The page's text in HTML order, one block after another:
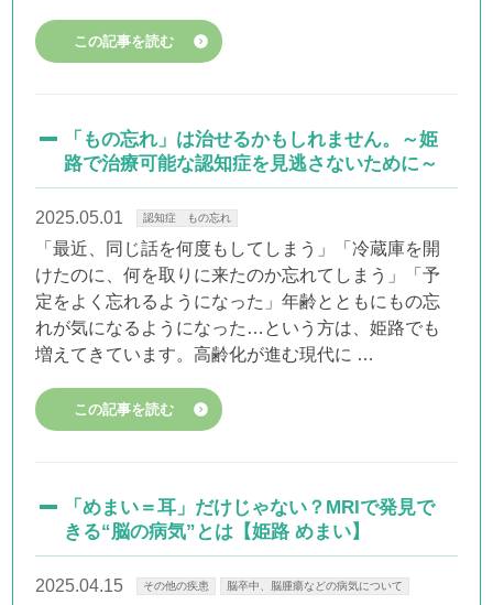
この記事を読む
「もの忘れ」は治せるかもしれません。～姫
路で治療可能な認知症を見逃さないために～
2025.05.01 認知症 もの忘れ
「最近、同じ話を何度もしてしまう」「冷蔵庫を開
けたのに、何を取りに来たのか忘れてしまう」「予
定をよく忘れるようになった」年齢とともにもの忘
れが気になるようになった…という方は、姫路でも
増えてきています。高齢化が進む現代に …
この記事を読む
「めまい＝耳」だけじゃない？MRIで発見で
きる“脳の病気”とは【姫路 めまい】
2025.04.15 その他の疾患 脳卒中、脳腫瘍などの病気について